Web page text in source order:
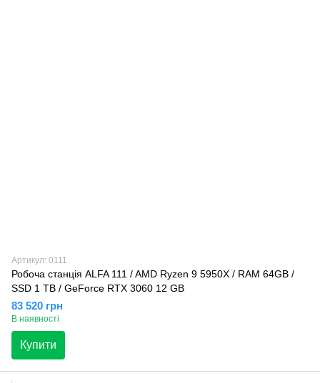
Артикул: 0111
Робоча станція ALFA 111 / AMD Ryzen 9 5950X / RAM 64GB /
SSD 1 TB / GeForce RTX 3060 12 GB
83 520 грн
В наявності
Купити